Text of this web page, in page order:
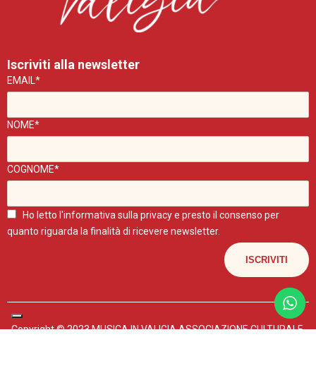
Iscriviti alla newsletter
EMAIL*
NOME*
COGNOME*
Ho letto l'informativa sulla privacye presto il consenso per
quanto riguarda la finalità di ricevere newsletter.
Copyright © 2023 MUSICA IN VALIGIA ASSOCIAZIONE CULTURALE.